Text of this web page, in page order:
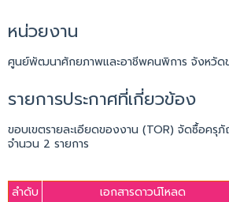
หน่วยงาน
ศูนย์พัฒนาศักยภาพและอาชีพคนพิการ จังหวัด
รายการประกาศที่เกี่ยวข้อง
ขอบเขตรายละเอียดของงาน (TOR) จัดซื้อครุ
จำนวน 2 รายการ
ลำดับ
เอกสารดาวน์โหลด